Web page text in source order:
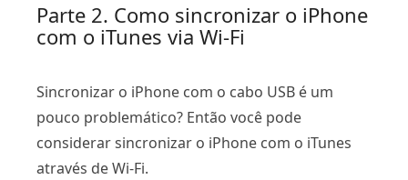
Parte 2. Como sincronizar o iPhone
com o iTunes via Wi-Fi
Sincronizar o iPhone com o cabo USB é um
pouco problemático? Então você pode
considerar sincronizar o iPhone com o iTunes
através de Wi-Fi.